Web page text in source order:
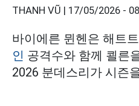
THANH VŨ | 17/05/2026 -
바이에른 뮌헨은 해트
인 공격수와 함께 쾰른
2026 분데스리가 시즌